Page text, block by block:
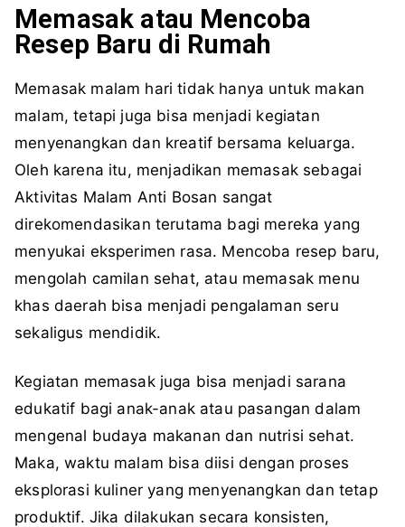
Memasak atau Mencoba
Resep Baru di Rumah
Memasak malam hari tidak hanya untuk makan
malam, tetapi juga bisa menjadi kegiatan
menyenangkan dan kreatif bersama keluarga.
Oleh karena itu, menjadikan memasak sebagai
Aktivitas Malam Anti Bosan sangat
direkomendasikan terutama bagi mereka yang
menyukai eksperimen rasa. Mencoba resep baru,
mengolah camilan sehat, atau memasak menu
khas daerah bisa menjadi pengalaman seru
sekaligus mendidik.
Kegiatan memasak juga bisa menjadi sarana
edukatif bagi anak-anak atau pasangan dalam
mengenal budaya makanan dan nutrisi sehat.
Maka, waktu malam bisa diisi dengan proses
eksplorasi kuliner yang menyenangkan dan tetap
produktif. Jika dilakukan secara konsisten,